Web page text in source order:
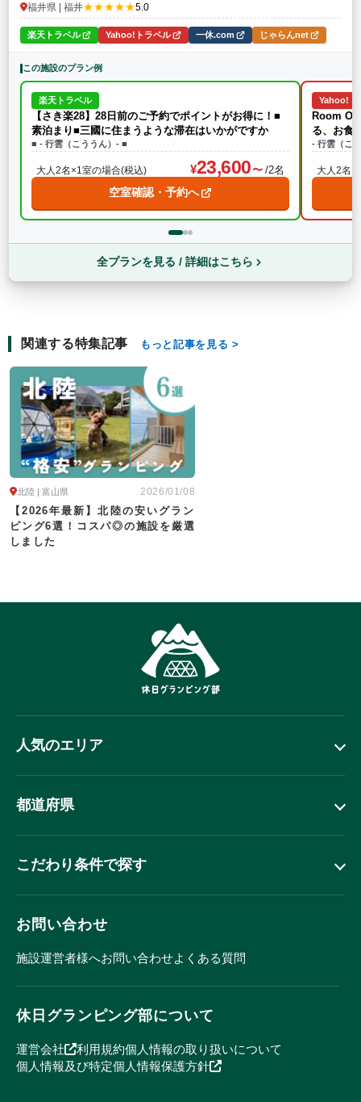
福井県 | 福井★★★★★5.0
楽天トラベル Yahoo!トラベル 一休.com じゃらんnet
この施設のプラン例
楽天トラベル
【さき楽28】28日前のご予約でポイントがお得に！■
素泊まり■三國に住まうような滞在はいかがですか
■ - 行雲（こううん）- ■
大人2名×1室の場合(税込) 23,600 /2名
空室確認・予約へ
Yahoo!ト
Room
る、お食
- 行雲（こ
大人2名
全プランを見る / 詳細はこちら
関連する特集記事 もっと記事を見る
2026/01/08
北陸 | 富山県
【2026年最新】北陸の安いグラン
ピング6選！コスパ◎の施設を厳選
しました
人気のエリア
都道府県
こだわり条件で探す
お問い合わせ
施設運営者様へお問い合わせよくある質問
休日グランピング部について
運営会社 利用規約個人情報の取り扱いについて
個人情報及び特定個人情報保護方針